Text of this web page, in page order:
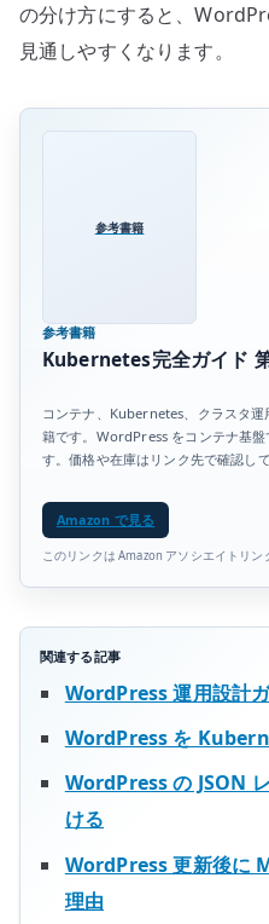
の分け方にすると、
見通しやすくなります。
参考書籍
参考書籍
Kubernetes完全ガイド
コンテナ、Kubernetes、クラスタ
籍です。WordPress をコンテナ基
す。価格や在庫はリンク先で確認して
Amazon で見る
このリンクは Amazon アソシエイトリン
関連する記事
WordPress 運用設計
WordPress を
WordPress の JSON
ける
WordPress 更新後に
理由